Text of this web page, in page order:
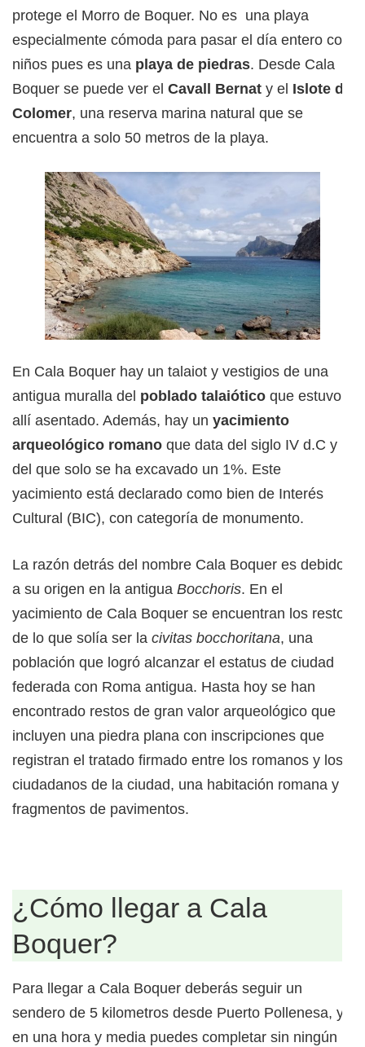
protege el Morro de Boquer. No es una playa
especialmente cómoda para pasar el día entero con
niños pues es una playa de piedras. Desde Cala
Boquer se puede ver el Cavall Bernat y el Islote de
Colomer, una reserva marina natural que se
encuentra a solo 50 metros de la playa.
En Cala Boquer hay un talaiot y vestigios de una
antigua muralla del poblado talaiótico que estuvo
allí asentado. Además, hay un yacimiento
arqueológico romano que data del siglo IV d.C y
del que solo se ha excavado un 1%. Este
yacimiento está declarado como bien de Interés
Cultural (BIC), con categoría de monumento.
La razón detrás del nombre Cala Boquer es debido
a su origen en la antigua Bocchoris. En el
yacimiento de Cala Boquer se encuentran los restos
de lo que solía ser la civitas bocchoritana, una
población que logró alcanzar el estatus de ciudad
federada con Roma antigua. Hasta hoy se han
encontrado restos de gran valor arqueológico que
incluyen una piedra plana con inscripciones que
registran el tratado firmado entre los romanos y los
ciudadanos de la ciudad, una habitación romana y
fragmentos de pavimentos.
¿Cómo llegar a Cala
Boquer?
Para llegar a Cala Boquer deberás seguir un
sendero de 5 kilometros desde Puerto Pollenesa, y
en una hora y media puedes completar sin ningún